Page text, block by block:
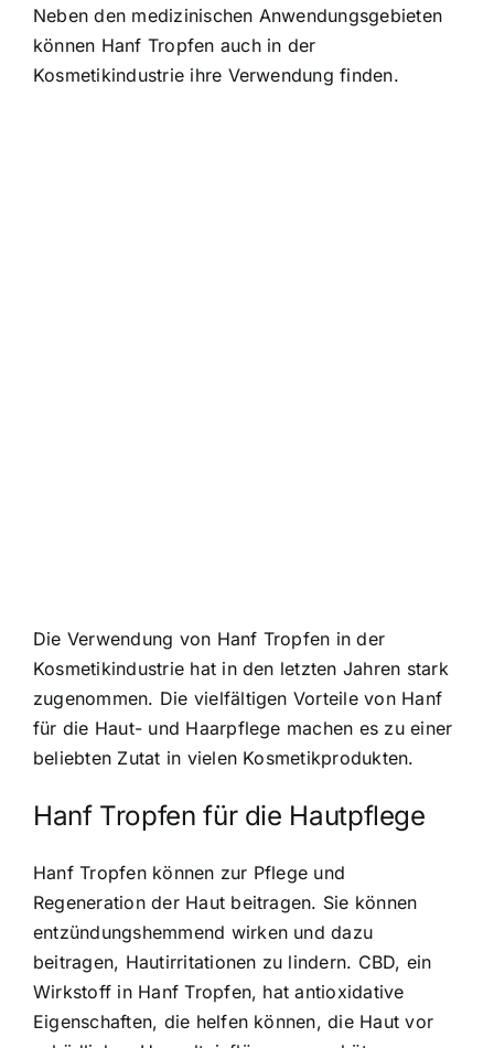
Neben den medizinischen Anwendungsgebieten
können Hanf Tropfen auch in der
Kosmetikindustrie ihre Verwendung finden.
Die Verwendung von Hanf Tropfen in der
Kosmetikindustrie hat in den letzten Jahren stark
zugenommen. Die vielfältigen Vorteile von Hanf
für die Haut- und Haarpflege machen es zu einer
beliebten Zutat in vielen Kosmetikprodukten.
Hanf Tropfen für die Hautpflege
Hanf Tropfen können zur Pflege und
Regeneration der Haut beitragen. Sie können
entzündungshemmend wirken und dazu
beitragen, Hautirritationen zu lindern. CBD, ein
Wirkstoff in Hanf Tropfen, hat antioxidative
Eigenschaften, die helfen können, die Haut vor